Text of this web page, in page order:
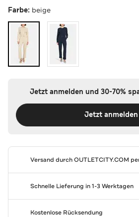
Farbe: beige
Jetzt anmelden und 30-70%
Jetzt anmelden
Versand durchOUTLETCITY.COM
Schnelle Lieferung in 1-3 Werktagen
Kostenlose Rücksendung